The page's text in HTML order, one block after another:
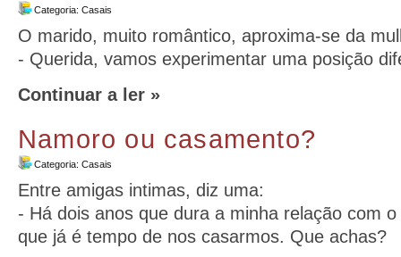
Categoria: Casais
O marido, muito romântico, aproxima-se da
- Querida, vamos experimentar uma posição
Continuar a ler »
Namoro ou casamento?
Categoria: Casais
Entre amigas intimas, diz uma:
- Há dois anos que dura a minha relação com
que já é tempo de nos casarmos. Que achas?